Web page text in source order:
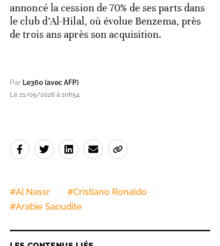
annoncé la cession de 70% de ses parts dans
le club d’Al-Hilal, où évolue Benzema, près
de trois ans après son acquisition.
Par Le360 (avec AFP)
Le 21/05/2026 à 20h54
#Al Nassr #Cristiano Ronaldo
#Arabie Saoudite